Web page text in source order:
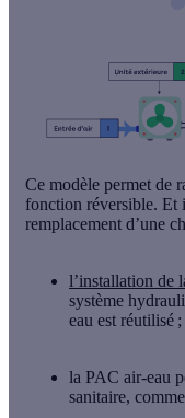
Ce modèle permet de
fonction réversible. Et
remplacement d’une
l’installation de
système
eau est réutilisé ;
la PAC air-eau
sanitaire,